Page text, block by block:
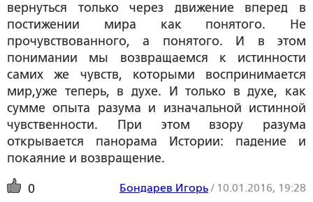
вернуться только через движение вперед в
постижении мира как понятого. Не
прочувствованного, а понятого. И в этом
понимании мы возвращаемся к истинности
самих же чувств, которыми воспринимается
мир,уже теперь, в духе. И только в духе, как
сумме опыта разума и изначальной истинной
чувственности. При этом взору разума
открывается панорама Истории: падение и
покаяние и возвращение.
0 Бондарев Игорь/ 10.01.2016, 19:28